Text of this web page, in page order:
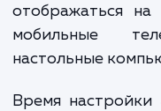
динамическим
Уточнение стоимости
проекта. Мы готовы